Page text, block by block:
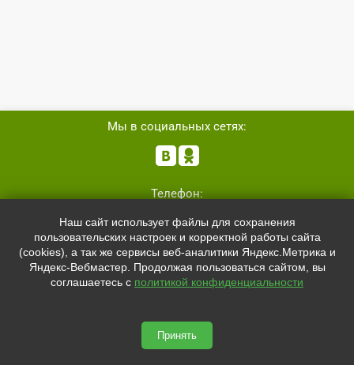
svetled53.ru © 2026
Адрес:
Телефон:
+7 (952)4829892
sale@svetled53.ru
Мы в социальных сетях:
 
Наш сайт использует файлы для сохранения
пользовательских настроек и корректной работы сайта
(cookies), а так же сервисы веб-аналитики Яндекс.Метрика и
Яндекс-Вебмастер. Продолжая пользоваться сайтом, вы
соглашаетесь с политикой конфиденциальности
Принять